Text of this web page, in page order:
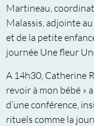
Martineau,
Malassis, adjointe
et de la petite
journée Une fleur
A 14h30, Catherine
revoir à mon bébé »
d’une conférence,
rituels comme la